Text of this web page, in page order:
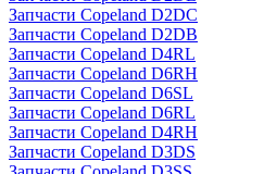
Запчасти Copeland D2DC
Запчасти Copeland D2DB
Запчасти Copeland D4RL
Запчасти Copeland D6RH
Запчасти Copeland D6SL
Запчасти Copeland D6RL
Запчасти Copeland D4RH
Запчасти Copeland D3DS